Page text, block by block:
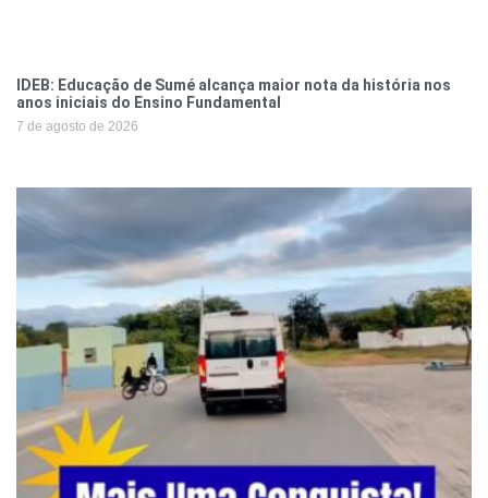
IDEB: Educação de Sumé alcança maior nota da história nos
anos iniciais do Ensino Fundamental
7 de agosto de 2026